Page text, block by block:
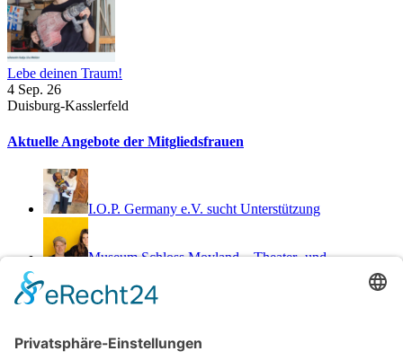
Lebe deinen Traum!
4 Sep. 26
Duisburg-Kasslerfeld
Aktuelle Angebote der Mitgliedsfrauen
I.O.P. Germany e.V. sucht Unterstützung
Museum Schloss Moyland – Theater- und
Netzwerkerinnen
Login für Mitglieder